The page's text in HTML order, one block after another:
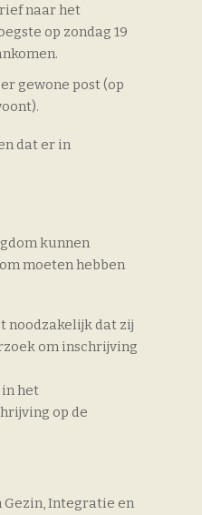
naar het
op zondag 19
gewone post (op
dat er in
kunnen
moeten hebben
noodzakelijk dat zij
om inschrijving
het
op de
Integratie en